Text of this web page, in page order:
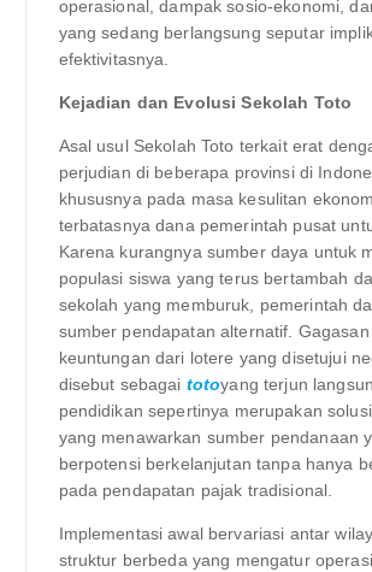
operasional, dampak sosio-ekonomi,
yang sedang berlangsung seputar
efektivitasnya.
Kejadian dan Evolusi Sekolah Toto
Asal usul Sekolah Toto terkait erat
perjudian di beberapa provinsi di
khususnya pada masa kesulitan
terbatasnya dana pemerintah pusat
Karena kurangnya sumber daya untuk
populasi siswa yang terus bertambah
sekolah yang memburuk, pemerintah
sumber pendapatan alternatif.
keuntungan dari lotere yang disetujui
disebut sebagai totoyang terjun
pendidikan sepertinya merupakan
yang menawarkan sumber pendanaan
berpotensi berkelanjutan tanpa hanya
pada pendapatan pajak tradisional.
Implementasi awal bervariasi antar
struktur berbeda yang mengatur